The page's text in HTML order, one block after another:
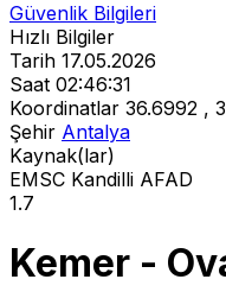
Güvenlik Bilgileri
Hızlı Bilgiler
Tarih 17.05.2026
Saat 02:46:31
Koordinatlar 36.6992 ,
Şehir Antalya
Kaynak(lar)
EMSC Kandilli AFAD
1.7
Kemer -